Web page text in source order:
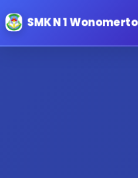
SMK N 1 Wonomerto